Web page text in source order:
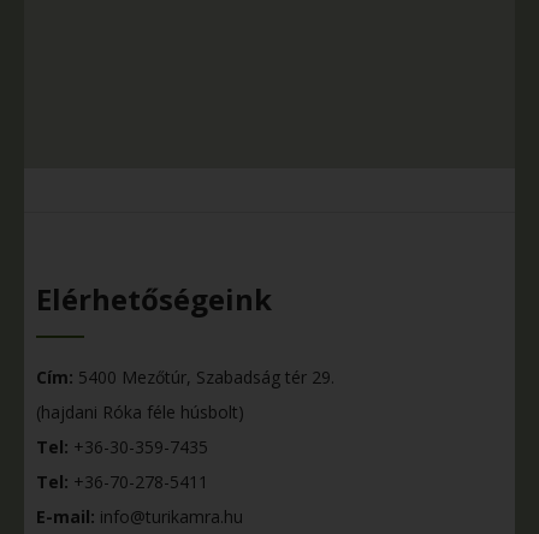
Elérhetőségeink
Cím: 5400 Mezőtúr, Szabadság tér 29.
(hajdani Róka féle húsbolt)
Tel: +36-30-359-7435
Tel: +36-70-278-5411
E-mail: info@turikamra.hu